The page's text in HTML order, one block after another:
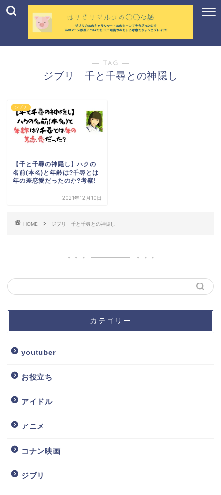
― TAG ―
ジブリ 千と千尋との神隠し
ジブリ
【千と千尋の神隠し】ハクの
名前(本名)と年齢は?千尋とは
年の差恋愛だったのか?考察!
2021年12月10日
HOME ジブリ 千と千尋との神隠し
カテゴリー
youtuber
お役立ち
アイドル
アニメ
コナン映画
ジブリ